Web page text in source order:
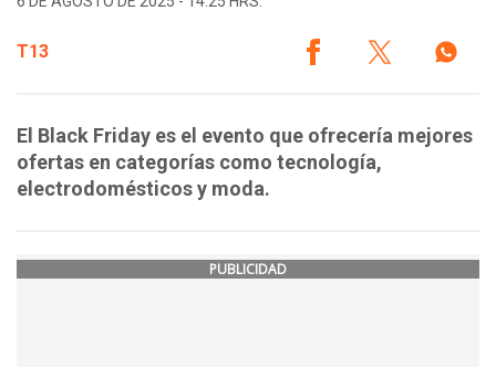
T13
El Black Friday es el evento que ofrecería mejores
ofertas en categorías como tecnología,
electrodomésticos y moda.
PUBLICIDAD